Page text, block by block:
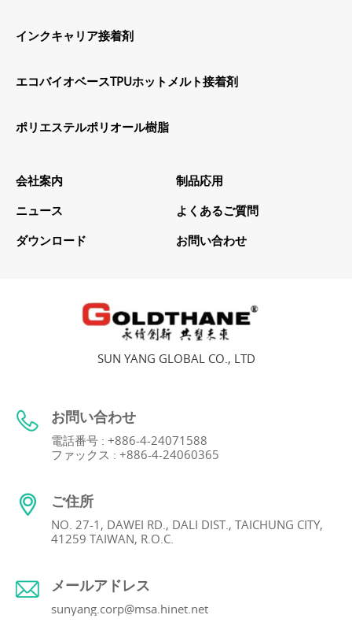
インクキャリア接着剤
エコバイオベースTPUホットメルト接着剤
ポリエステルポリオール樹脂
会社案内
制品応用
ニュース
よくあるご質問
ダウンロード
お問い合わせ
SUN YANG GLOBAL CO., LTD
お問い合わせ
電話番号 : +886-4-24071588
ファックス : +886-4-24060365
ご住所
NO. 27-1, DAWEI RD., DALI DIST., TAICHUNG CITY,
41259 TAIWAN, R.O.C.
メールアドレス
sunyang.corp@msa.hinet.net